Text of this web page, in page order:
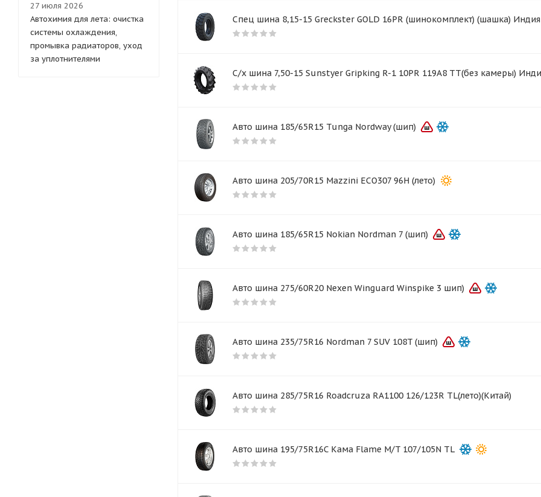
Спец шина 8,15-15 Greckster GOLD 16PR (шинокомплект) (шашка) Индия
С/х шина 7,50-15 Sunstyer Gripking R-1 10PR 119A8 TT(без камеры)
Авто шина 185/65R15 Tunga Nordway (шип)
Авто шина 205/70R15 Mazzini ECO307 96Н (лето)
Авто шина 185/65R15 Nokian Nordman 7 (шип)
Авто шина 275/60R20 Nexen Winguard Winspike 3 шип)
Авто шина 235/75R16 Nordman 7 SUV 108T (шип)
Авто шина 285/75R16 Roadcruza RA1100 126/123R TL(лето)(Китай)
Авто шина 195/75R16C Кама Flame M/T 107/105N TL
27 июля 2026
Автохимия для лета: очистка
системы охлаждения,
промывка радиаторов, уход
за уплотнителями